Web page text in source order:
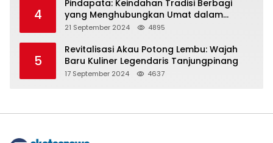
4
Pindapata: Keindahan Tradisi Berbagi
yang Menghubungkan Umat dalam
Spiritualitas dan Kebersamaan dalam
21 September 2024 4895
5
Revitalisasi Akau Potong Lembu: Wajah
Baru Kuliner Legendaris Tanjungpinang
17 September 2024 4637